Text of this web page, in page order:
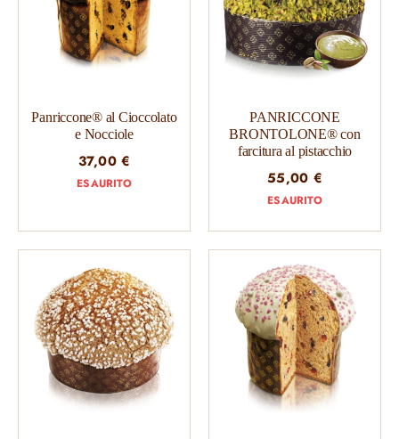
Panriccone® al Cioccolato
e Nocciole
37,00€
ESAURITO
PANRICCONE
BRONTOLONE® con
farcitura al pistacchio
55,00 €
ESAURITO